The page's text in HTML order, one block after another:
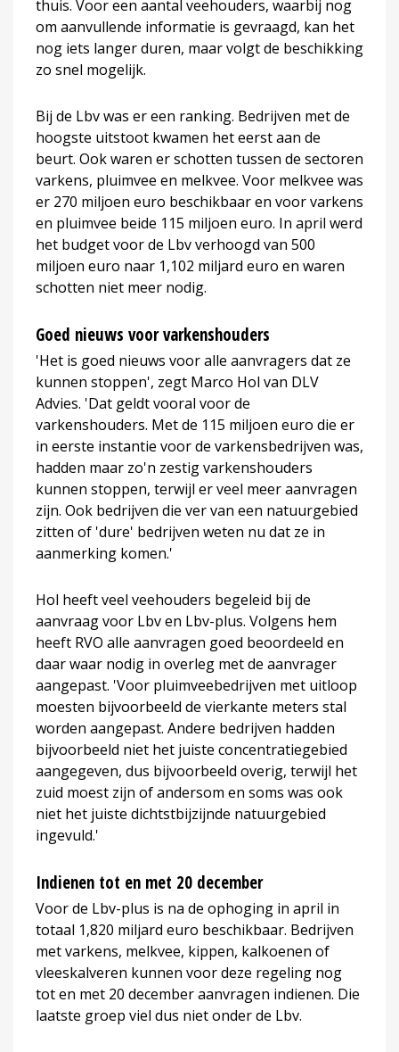
thuis. Voor een aantal veehouders, waarbij nog
om aanvullende informatie is gevraagd, kan het
nog iets langer duren, maar volgt de beschikking
zo snel mogelijk.
Bij de Lbv was er een ranking. Bedrijven met de
hoogste uitstoot kwamen het eerst aan de
beurt. Ook waren er schotten tussen de sectoren
varkens, pluimvee en melkvee. Voor melkvee was
er 270 miljoen euro beschikbaar en voor varkens
en pluimvee beide 115 miljoen euro. In april werd
het budget voor de Lbv verhoogd van 500
miljoen euro naar 1,102 miljard euro en waren
schotten niet meer nodig.
Goed nieuws voor varkenshouders
'Het is goed nieuws voor alle aanvragers dat ze
kunnen stoppen', zegt Marco Hol van DLV
Advies. 'Dat geldt vooral voor de
varkenshouders. Met de 115 miljoen euro die er
in eerste instantie voor de varkensbedrijven was,
hadden maar zo'n zestig varkenshouders
kunnen stoppen, terwijl er veel meer aanvragen
zijn. Ook bedrijven die ver van een natuurgebied
zitten of 'dure' bedrijven weten nu dat ze in
aanmerking komen.'
Hol heeft veel veehouders begeleid bij de
aanvraag voor Lbv en Lbv-plus. Volgens hem
heeft RVO alle aanvragen goed beoordeeld en
daar waar nodig in overleg met de aanvrager
aangepast. 'Voor pluimveebedrijven met uitloop
moesten bijvoorbeeld de vierkante meters stal
worden aangepast. Andere bedrijven hadden
bijvoorbeeld niet het juiste concentratiegebied
aangegeven, dus bijvoorbeeld overig, terwijl het
zuid moest zijn of andersom en soms was ook
niet het juiste dichtstbijzijnde natuurgebied
ingevuld.'
Indienen tot en met 20 december
Voor de Lbv-plus is na de ophoging in april in
totaal 1,820 miljard euro beschikbaar. Bedrijven
met varkens, melkvee, kippen, kalkoenen of
vleeskalveren kunnen voor deze regeling nog
tot en met 20 december aanvragen indienen. Die
laatste groep viel dus niet onder de Lbv.